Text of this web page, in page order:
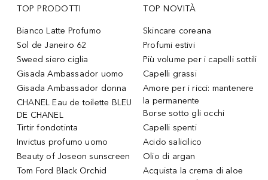
TOP PRODOTTI
Bianco Latte Profumo
Sol de Janeiro 62
Sweed siero ciglia
Gisada Ambassador uomo
Gisada Ambassador donna
CHANEL Eau de toilette BLEU
DE CHANEL
Tirtir fondotinta
Invictus profumo uomo
Beauty of Joseon sunscreen
Tom Ford Black Orchid
TOP NOVITÀ
Skincare coreana
Profumi estivi
Più volume per i capelli sottili
Capelli grassi
Amore per i ricci: mantenere
la permanente
Borse sotto gli occhi
Capelli spenti
Acido salicilico
Olio di argan
Acquista la crema di aloe